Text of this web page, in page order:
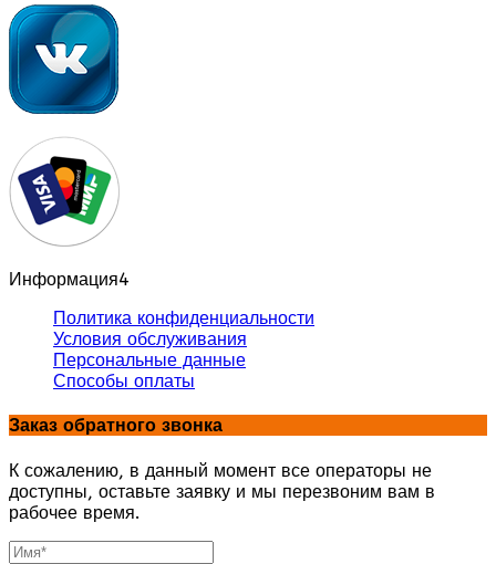
Информация4
Политика конфиденциальности
Условия обслуживания
Персональные данные
Способы оплаты
Заказ обратного звонка
К сожалению, в данный момент все операторы не
доступны, оставьте заявку и мы перезвоним вам в
рабочее время.